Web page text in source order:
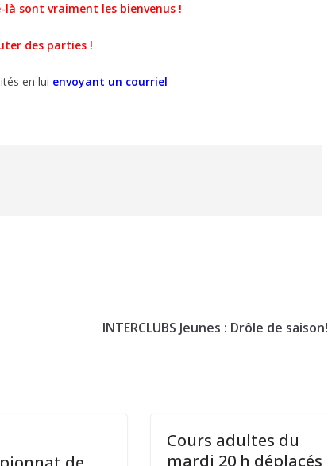
là sont vraiment les bienvenus !
des parties !
en lui envoyant un courriel
INTERCLUBS Jeunes : Drôle de saison!
Cours adultes du
mardi 20 h déplacés